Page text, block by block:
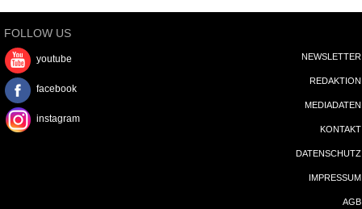
FOLLOW US
youtube
facebook
instagram
NEWSLETTER
REDAKTION
MEDIADATEN
KONTAKT
DATENSCHUTZ
IMPRESSUM
AGB